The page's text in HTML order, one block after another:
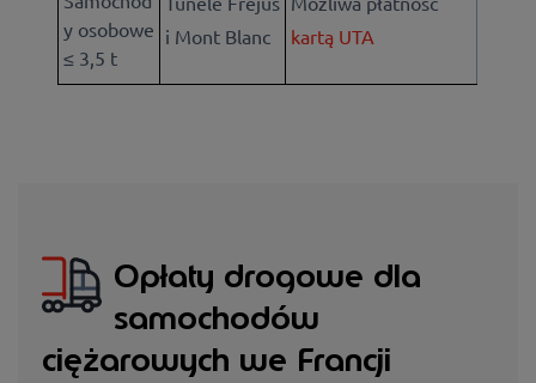
y osobowe
≤ 3,5 t
i Mont Blanc
kartą UTA
Opłaty drogowe dla
samochodów
ciężarowych we Francji